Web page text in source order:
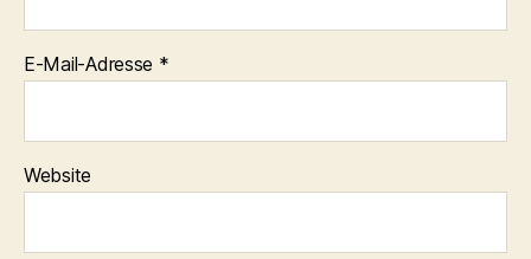
E-Mail-Adresse *
Website